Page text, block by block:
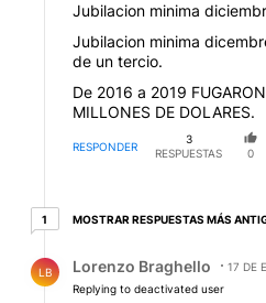
Jubilacion minima
Jubilacion minima
de un tercio.
De 2016 a 2019
MILLONES DE DOLARES.
RESPONDER
3
RESPUESTAS
0
11 respuesta más antiguas
MOSTRAR RESPUESTAS MÁS
LB Lorenzo Braghello
17 DE
Replying to deactivated user